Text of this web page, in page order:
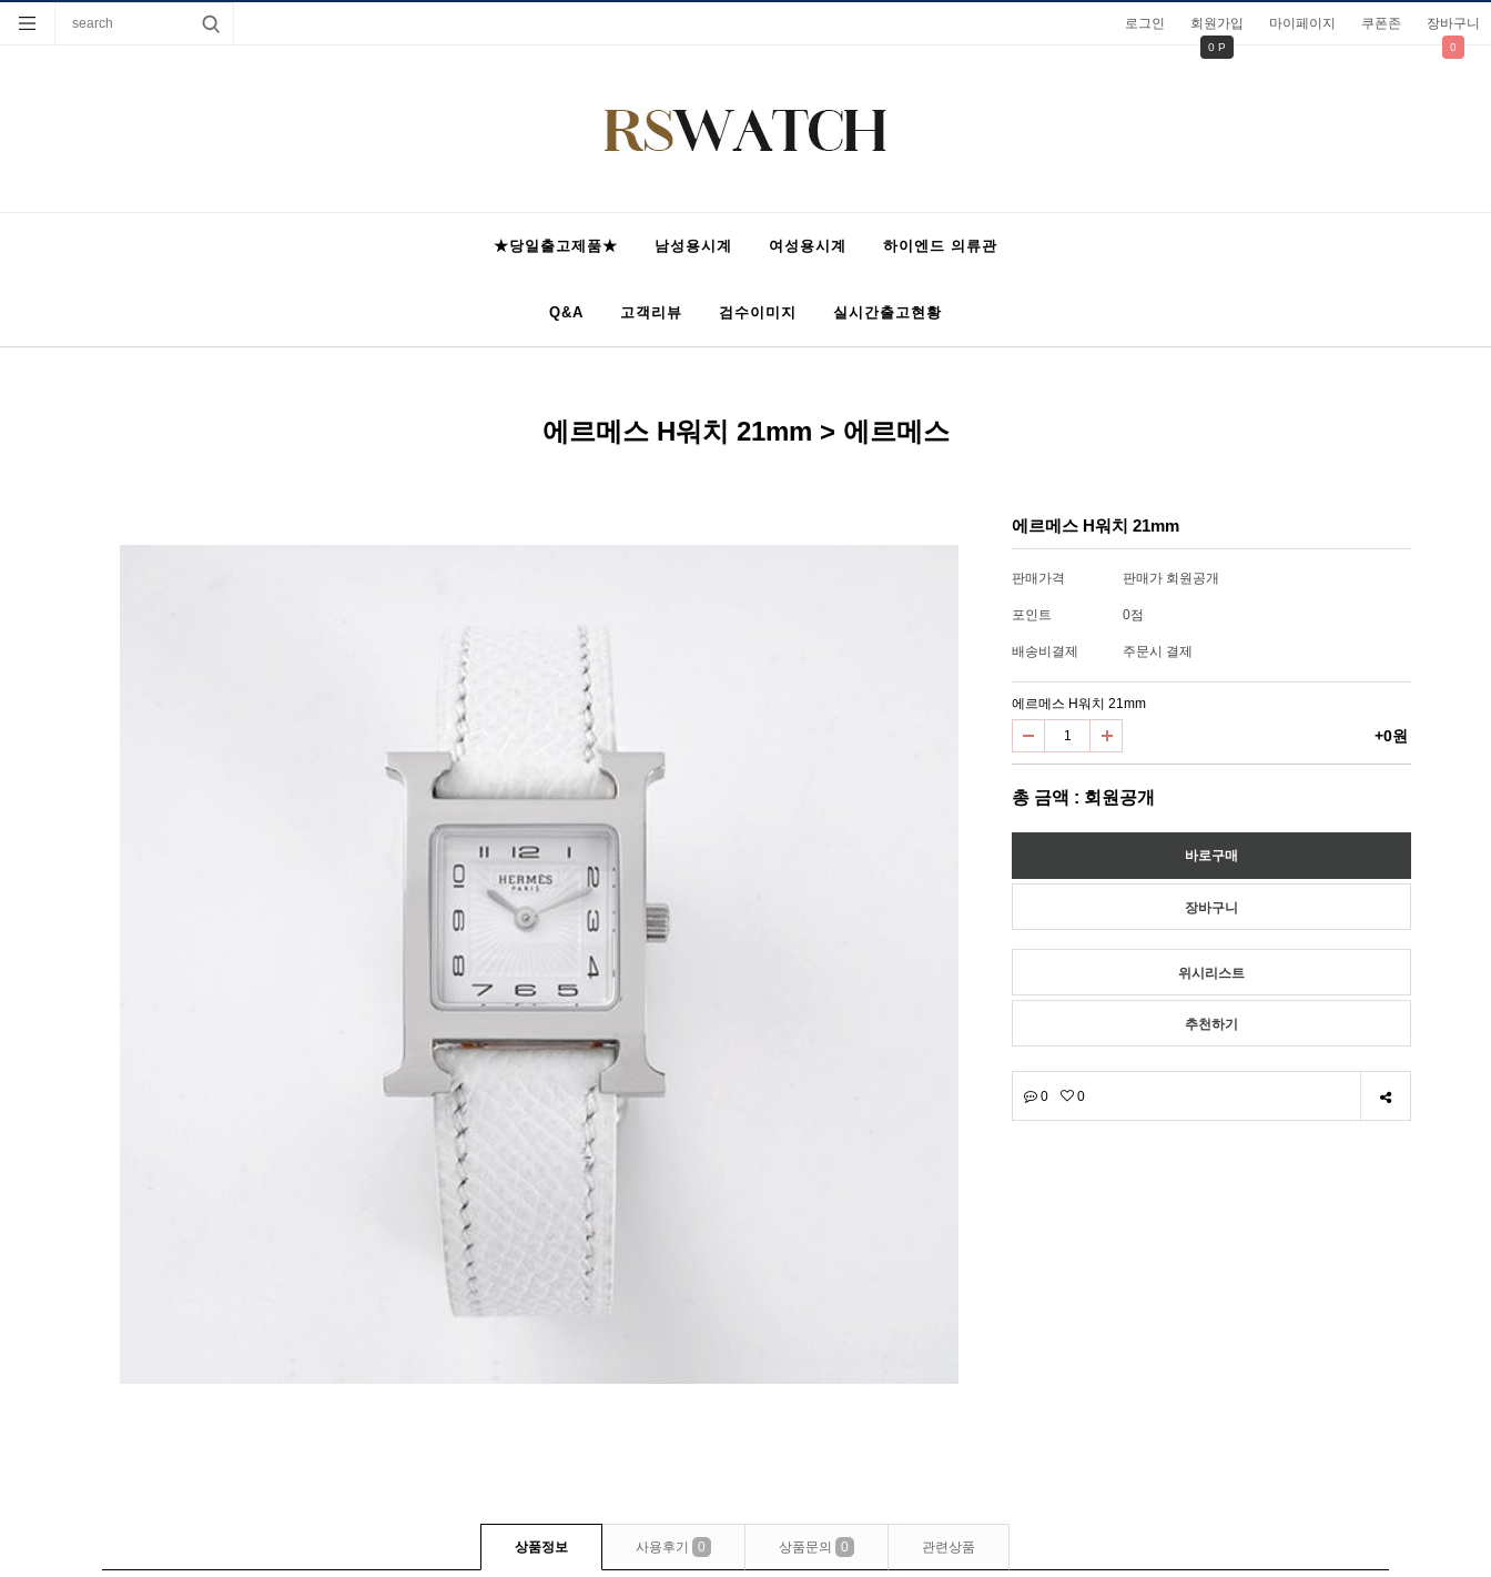
로그인 회원가입
0 P
마이페이지 쿠폰존 장바구니
0
★당일출고제품★ 남성용시계 여성용시계 하이엔드 의류관
Q&A 고객리뷰 검수이미지 실시간출고현황
에르메스 H워치 21mm > 에르메스
에르메스 H워치 21mm
판매가격 판매가 회원공개
포인트 0점
배송비결제 주문시 결제
에르메스 H워치 21mm
+0원
총 금액 : 회원공개
위시리스트
추천하기
0 0
상품정보 사용후기 0 상품문의 0 관련상품